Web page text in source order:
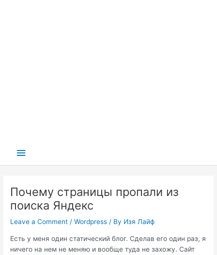
Main
Почему страницы пропали из
поиска Яндекс
Leave a Comment /Wordpress / By Изя Лайф
Есть у меня один статический блог. Сделав его один раз, я
ничего на нем не меняю и вообще туда не захожу. Сайт